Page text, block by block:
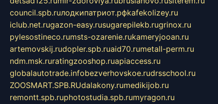
council.spb.ruлодкипатриот.рфkafekolizey.ru
iclub.net.rugazon-easy.rusugarepilekb.rugrinox.ru
pylesostineco.rumsts-ozarenie.rukameryjooan.ru
artemovskij.rudopler.spb.ruaid70.rumetall-perm.ru
ndm.msk.ruratingzooshop.ruapiaccess.ru
globalautotrade.infobezverhovskoe.rudrsschool.ru
ZOOSMART.SPB.RUdalakony.rumedikijob.ru
remontt.spb.ruphotostudia.spb.rumyragon.ru